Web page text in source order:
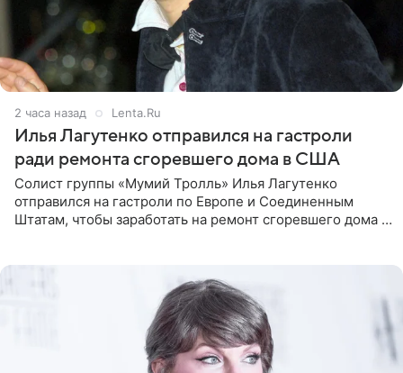
2 часа назад Lenta.Ru
Илья Лагутенко отправился на гастроли
ради ремонта сгоревшего дома в США
Солист группы «Мумий Тролль» Илья Лагутенко
отправился на гастроли по Европе и Соединенным
Штатам, чтобы заработать на ремонт сгоревшего дома в